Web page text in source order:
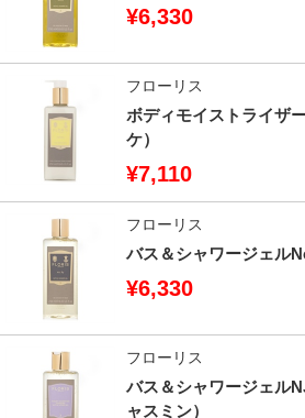
¥6,330
フローリス
ボディモイストライザ
ケ）
¥7,110
フローリス
バス＆シャワージェル
¥6,330
フローリス
バス＆シャワージェル
ャスミン）